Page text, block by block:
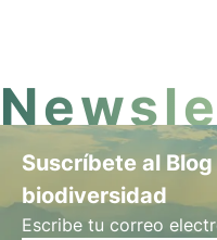
Suscríbete al
biodiversidad
Escribe tu correo